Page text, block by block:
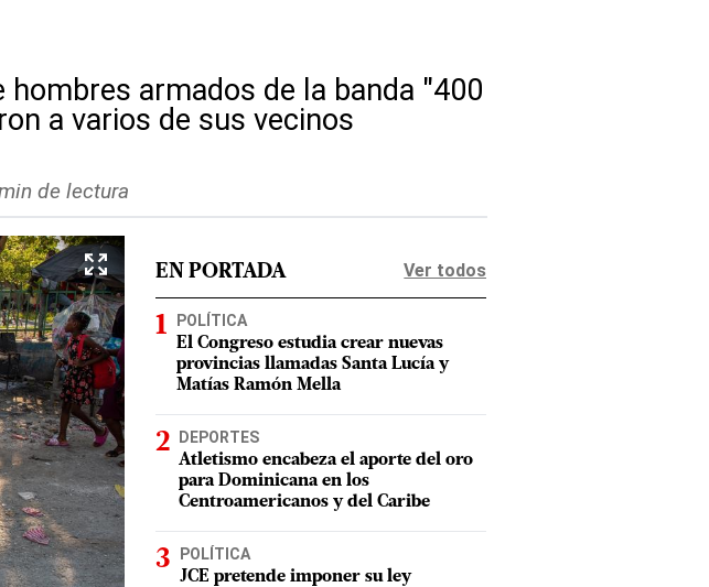
armados de la banda "400
a varios de sus vecinos
de lectura
EN PORTADA Ver todos
POLÍTICA
El Congreso estudia crear nuevas
provincias llamadas Santa Lucía y
Matías Ramón Mella
DEPORTES
Atletismo encabeza el aporte del oro
para Dominicana en los
Centroamericanos y del Caribe
POLÍTICA
JCE pretende imponer su ley